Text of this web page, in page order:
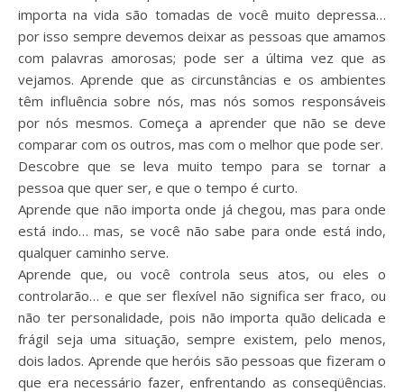
importa na vida são tomadas de você muito depressa…
por isso sempre devemos deixar as pessoas que amamos
com palavras amorosas; pode ser a última vez que as
vejamos. Aprende que as circunstâncias e os ambientes
têm influência sobre nós, mas nós somos responsáveis
por nós mesmos. Começa a aprender que não se deve
comparar com os outros, mas com o melhor que pode ser.
Descobre que se leva muito tempo para se tornar a
pessoa que quer ser, e que o tempo é curto.
Aprende que não importa onde já chegou, mas para onde
está indo… mas, se você não sabe para onde está indo,
qualquer caminho serve.
Aprende que, ou você controla seus atos, ou eles o
controlarão… e que ser flexível não significa ser fraco, ou
não ter personalidade, pois não importa quão delicada e
frágil seja uma situação, sempre existem, pelo menos,
dois lados. Aprende que heróis são pessoas que fizeram o
que era necessário fazer, enfrentando as conseqüências.